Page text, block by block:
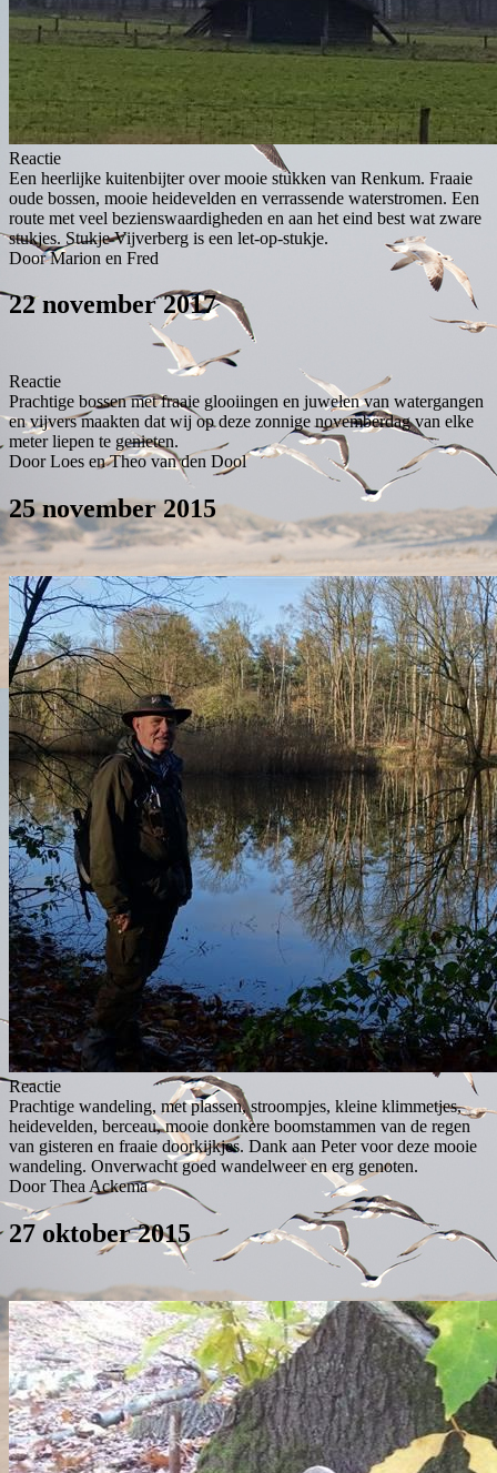
Reactie
Een heerlijke kuitenbijter over mooie stukken van Renkum. Fraaie
oude bossen, mooie heidevelden en verrassende waterstromen. Een
route met veel bezienswaardigheden en aan het eind best wat zware
stukjes. Stukje Vijverberg is een let-op-stukje.
Door Marion en Fred
22 november 2017
Reactie
Prachtige bossen met fraaie glooiingen en juwelen van watergangen
en vijvers maakten dat wij op deze zonnige novemberdag van elke
meter liepen te genieten.
Door Loes en Theo van den Dool
25 november 2015
Reactie
Prachtige wandeling, met plassen, stroompjes, kleine klimmetjes,
heidevelden, berceau, mooie donkere boomstammen van de regen
van gisteren en fraaie doorkijkjes. Dank aan Peter voor deze mooie
wandeling. Onverwacht goed wandelweer en erg genoten.
Door Thea Ackema
27 oktober 2015